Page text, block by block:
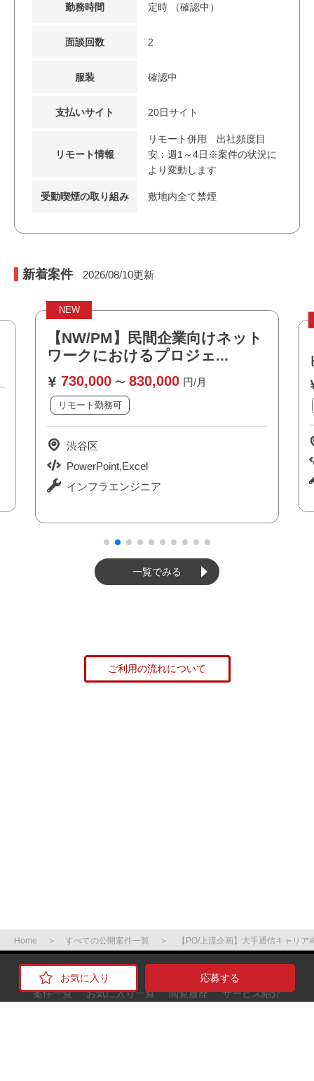
勤務時間 定時 （確認中）
面談回数 2
服装 確認中
支払いサイト 20日サイト
リモート情報
リモート併用 出社頻度目
安：週1～4日※案件の状況に
より変動します
受動喫煙の取り組み 敷地内全て禁煙
応募する
新着案件 2026/08/10更新
NEW
【NW/PM】民間企業向けネット
ワークにおけるプロジェ...
730,000 〜 830,000 円/月
リモート勤務可
私服/ビジネスカジュアル可
渋谷区
PowerPoint,Excel
インフラエンジニア
一覧でみる
ご利用の流れについて
Home すべての公開案件一覧 【PO/上流企画】大手通信キャリ
案件一覧 お気に入り一覧 閲覧履歴 サービス紹介